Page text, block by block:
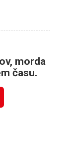
morda
času.